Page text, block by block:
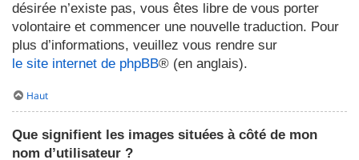
désirée n’existe pas, vous êtes libre de vous porter
volontaire et commencer une nouvelle traduction. Pour
plus d’informations, veuillez vous rendre sur
le site internet de phpBB® (en anglais).
Haut
Que signifient les images situées à côté de mon
nom d’utilisateur ?